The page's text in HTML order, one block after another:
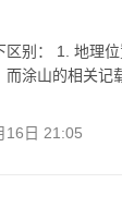
区别： 1. 地理
涂山的相关记
16日 21:05